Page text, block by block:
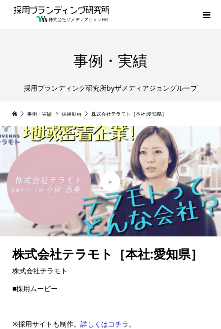
事例・実績
採用ブランディング研究所byザメディアジョングループ
事例・実績 採用動画 株式会社テラモト［本社:愛知県］
株式会社テラモト［本社:愛知県］
株式会社テラモト
■採用ムービー
※採用サイトも制作。 詳しくはコチラ。
